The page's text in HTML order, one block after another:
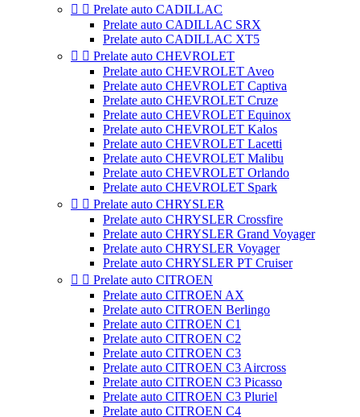
  Prelate auto CADILLAC
Prelate auto CADILLAC SRX
Prelate auto CADILLAC XT5
  Prelate auto CHEVROLET
Prelate auto CHEVROLET Aveo
Prelate auto CHEVROLET Captiva
Prelate auto CHEVROLET Cruze
Prelate auto CHEVROLET Equinox
Prelate auto CHEVROLET Kalos
Prelate auto CHEVROLET Lacetti
Prelate auto CHEVROLET Malibu
Prelate auto CHEVROLET Orlando
Prelate auto CHEVROLET Spark
  Prelate auto CHRYSLER
Prelate auto CHRYSLER Crossfire
Prelate auto CHRYSLER Grand Voyager
Prelate auto CHRYSLER Voyager
Prelate auto CHRYSLER PT Cruiser
  Prelate auto CITROEN
Prelate auto CITROEN AX
Prelate auto CITROEN Berlingo
Prelate auto CITROEN C1
Prelate auto CITROEN C2
Prelate auto CITROEN C3
Prelate auto CITROEN C3 Aircross
Prelate auto CITROEN C3 Picasso
Prelate auto CITROEN C3 Pluriel
Prelate auto CITROEN C4